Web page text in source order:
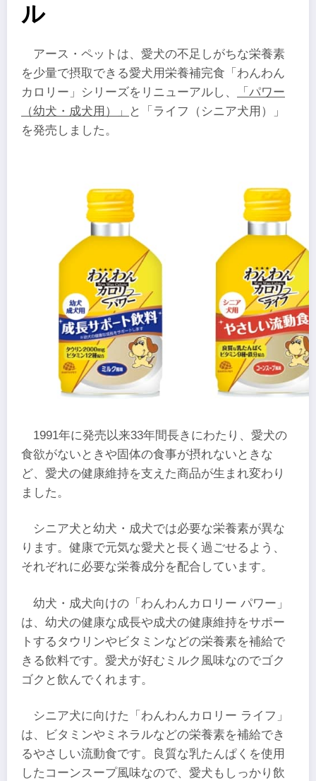
ル
アース・ペットは、愛犬の不足しがちな栄養素
を少量で摂取できる愛犬用栄養補完食「わんわん
カロリー」シリーズをリニューアルし、
「パワー
（幼犬・成犬用）」
と
「ライフ（シニア犬用）」
を発売しました。
1991年に発売以来33年間長きにわたり、愛犬の
食欲がないときや固体の食事が摂れないときな
ど、愛犬の健康維持を支えた商品が生まれ変わり
ました。
シニア犬と幼犬・成犬では必要な栄養素が異な
ります。健康で元気な愛犬と長く過ごせるよう、
それぞれに必要な栄養成分を配合しています。
幼犬・成犬向けの「わんわんカロリー パワー」
は、幼犬の健康な成長や成犬の健康維持をサポー
トするタウリンやビタミンなどの栄養素を補給で
きる飲料です。愛犬が好むミルク風味なのでゴク
ゴクと飲んでくれます。
シニア犬に向けた「わんわんカロリー ライフ」
は、ビタミンやミネラルなどの栄養素を補給でき
るやさしい流動食です。良質な乳たんぱくを使用
したコーンスープ風味なので、愛犬もしっかり飲